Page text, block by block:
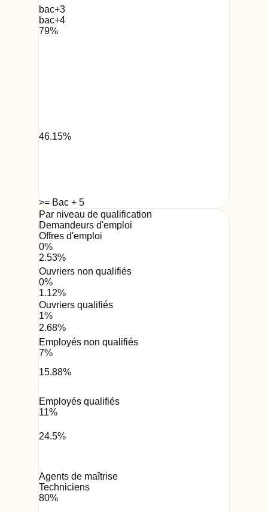
bac+3
bac+4
79%
46.15%
>= Bac + 5
Par niveau de qualification
Demandeurs d'emploi
Offres d'emploi
0%
2.53%
Ouvriers non qualifiés
0%
1.12%
Ouvriers qualifiés
1%
2.68%
Employés non qualifiés
7%
15.88%
Employés qualifiés
11%
24.5%
Agents de maîtrise
Techniciens
80%